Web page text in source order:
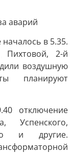
аварий
в 5.35.
Пихтовой, 2-й
воздушную
планируют
отключение
Успенского,
и другие.